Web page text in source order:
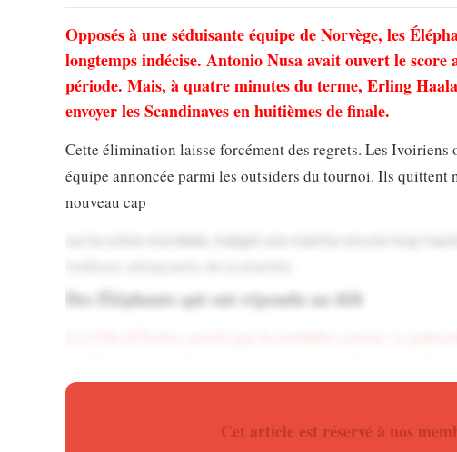
Opposés à une séduisante équipe de Norvège, les
longtemps indécise. Antonio Nusa avait ouvert le score
période. Mais, à quatre minutes du terme, Erling
envoyer les Scandinaves en huitièmes de finale.
Cette élimination laisse forcément des regrets. Les
équipe annoncée parmi les outsiders du tournoi. Ils
nouveau cap
Des Éléphants qui ont répondu au défi
Antonio Nusa, dont la percussion a une nouvelle fois
l’application pour ne rien rater de l’actualité
Cet article est réservé à nos